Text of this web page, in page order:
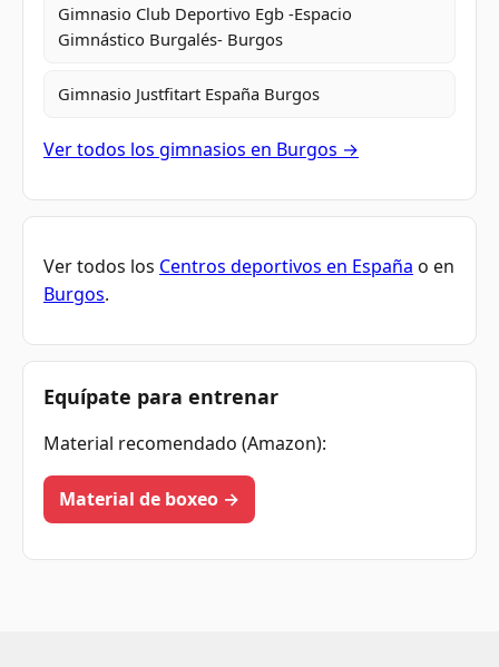
Gimnasio Club Deportivo Egb -Espacio
Gimnástico Burgalés- Burgos
Gimnasio Justfitart España Burgos
Ver todos los gimnasios en Burgos →
Ver todos los Centros deportivos en España o en
Burgos.
Equípate para entrenar
Material recomendado (Amazon):
Material de boxeo →